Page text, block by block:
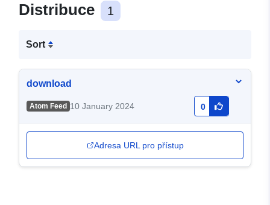
Distribuce 1
Sort
download
Atom Feed 10 January 2024 0
Adresa URL pro přístup